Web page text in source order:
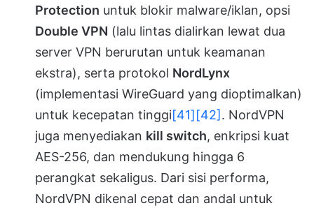
Protection untuk blokir malware/iklan, opsi
Double VPN (lalu lintas dialirkan lewat dua
server VPN berurutan untuk keamanan
ekstra), serta protokol NordLynx
(implementasi WireGuard yang dioptimalkan)
untuk kecepatan tinggi[41][42] . NordVPN
juga menyediakan kill switch, enkripsi kuat
AES-256, dan mendukung hingga 6
perangkat sekaligus. Dari sisi performa,
NordVPN dikenal cepat dan andal untuk